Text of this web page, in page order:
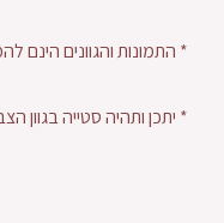
* התמונות והגוונים הינם
* יתכן ותהיה סטייה בגוון הצבע